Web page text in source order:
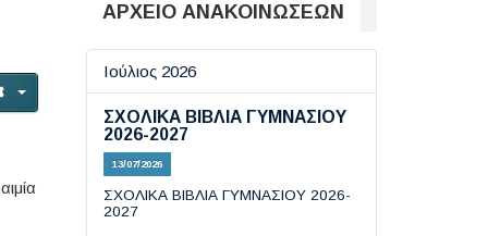
ΑΡΧΕΙΟ ΑΝΑΚΟΙΝΩΣΕΩΝ
Ιούλιος 2026
ΣΧΟΛΙΚΑ ΒΙΒΛΙΑ ΓΥΜΝΑΣΙΟΥ
2026-2027
13/07/2026
ΣΧΟΛΙΚΑ ΒΙΒΛΙΑ ΓΥΜΝΑΣΙΟΥ 2026-
2027